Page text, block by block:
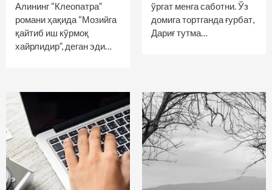
Алининг “Клеопатра”
романи ҳақида “Мозийга
қайтиб иш кўрмоқ
хайрлидир”, деган эди…
ўргат менга саботни. Ўз
домига тортганда ғурбат,
Дариғ тутма…